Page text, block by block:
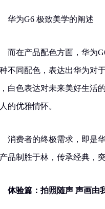
华为G6 极致美学的阐述
而在产品配色方面，华为
不同配色，表达出华为对
白色表达对未来美好生活
的优雅情怀。
消费者的终极需求，即是
品制胜于林，传承经典，
体验篇：拍照随声 声画由